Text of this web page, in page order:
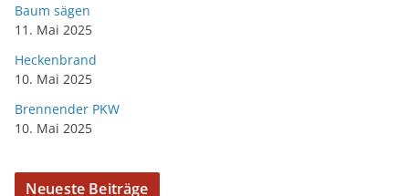
Baum sägen
11. Mai 2025
Heckenbrand
10. Mai 2025
Brennender PKW
10. Mai 2025
Neueste Beiträge